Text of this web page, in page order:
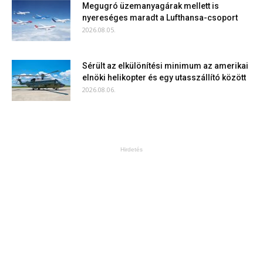
Megugró üzemanyagárak mellett is
nyereséges maradt a Lufthansa-csoport
2026.08.05.
Sérült az elkülönítési minimum az amerikai
elnöki helikopter és egy utasszállító között
2026.08.06.
Hirdetés